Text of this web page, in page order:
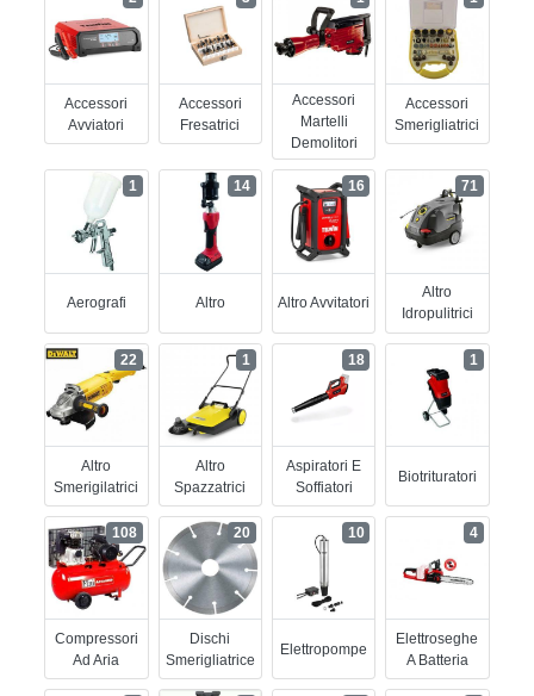
Accessori
Avviatori
Accessori
Fresatrici
Accessori
Martelli
Demolitori
Accessori
Smerigliatrici
Aerografi
1
Altro
14
Altro Avvitatori
16
Altro
Idropulitrici
71
Altro
Smerigilatrici
22
Altro
Spazzatrici
1
Aspiratori E
Soffiatori
18
Biotrituratori
1
Compressori
Ad Aria
108
Dischi
Smerigliatrice
20
Elettropompe
10
Elettroseghe
A Batteria
4